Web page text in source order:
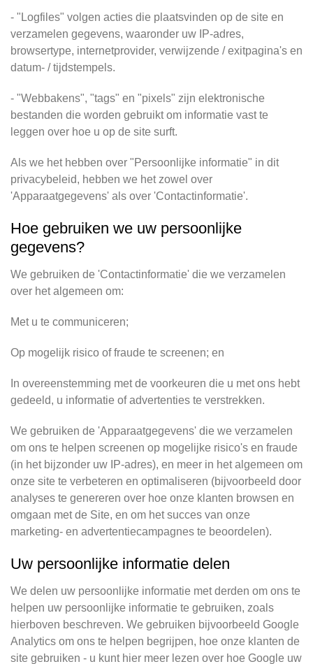
- "Logfiles" volgen acties die plaatsvinden op de site en
verzamelen gegevens, waaronder uw IP-adres,
browsertype, internetprovider, verwijzende / exitpagina's en
datum- / tijdstempels.
- "Webbakens", "tags" en "pixels" zijn elektronische
bestanden die worden gebruikt om informatie vast te
leggen over hoe u op de site surft.
Als we het hebben over "Persoonlijke informatie" in dit
privacybeleid, hebben we het zowel over
'Apparaatgegevens' als over 'Contactinformatie'.
Hoe gebruiken we uw persoonlijke
gegevens?
We gebruiken de 'Contactinformatie' die we verzamelen
over het algemeen om:
Met u te communiceren;
Op mogelijk risico of fraude te screenen; en
In overeenstemming met de voorkeuren die u met ons hebt
gedeeld, u informatie of advertenties te verstrekken.
We gebruiken de 'Apparaatgegevens' die we verzamelen
om ons te helpen screenen op mogelijke risico's en fraude
(in het bijzonder uw IP-adres), en meer in het algemeen om
onze site te verbeteren en optimaliseren (bijvoorbeeld door
analyses te genereren over hoe onze klanten browsen en
omgaan met de Site, en om het succes van onze
marketing- en advertentiecampagnes te beoordelen).
Uw persoonlijke informatie delen
We delen uw persoonlijke informatie met derden om ons te
helpen uw persoonlijke informatie te gebruiken, zoals
hierboven beschreven. We gebruiken bijvoorbeeld Google
Analytics om ons te helpen begrijpen, hoe onze klanten de
site gebruiken - u kunt hier meer lezen over hoe Google uw